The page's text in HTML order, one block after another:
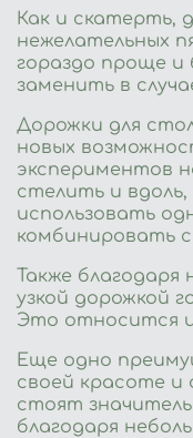
Как и скатерть,
нежелательных
гораздо проще и
заменить в
Дорожки для
новых
экспериментов
стелить и
использовать
комбинировать
Также благодаря
узкой дорожкой
Это относится и
Еще одно
своей красоте и
стоят
благодаря